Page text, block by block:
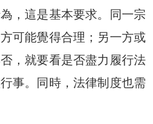
，這是基本要求。同一宗
可能覺得合理；另一方或
，就要看是否盡力履行法
事。同時，法律制度也需